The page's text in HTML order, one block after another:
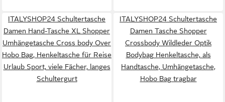
ITALYSHOP24 Schultertasche
Damen Hand-Tasche XL Shopper
Umhängetasche Cross body Over
Hobo Bag, Henkeltasche für Reise
Urlaub Sport, viele Fächer, langes
Schultergurt
ITALYSHOP24 Schultertasche
Damen Tasche Shopper
Crossbody Wildleder Optik
Bodybag Henkeltasche, als
Handtasche, Umhängetasche,
Hobo Bag tragbar